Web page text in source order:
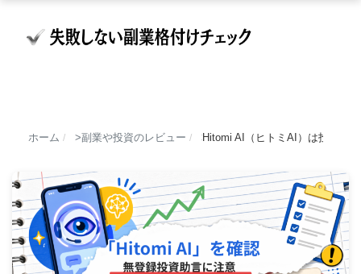
ホーム / 副業や投資のレビュー / Hitomi AI（ヒトミAI）は投資助